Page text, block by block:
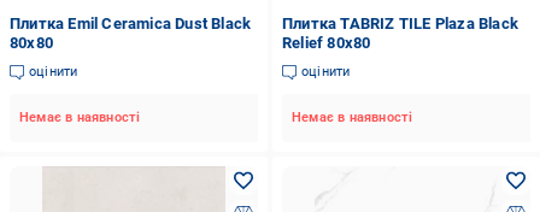
Плитка Emil Ceramica Dust Black
80х80
оцінити
Немає в наявності
Плитка TABRIZ TILE Plaza Black
Relief 80x80
оцінити
Немає в наявності